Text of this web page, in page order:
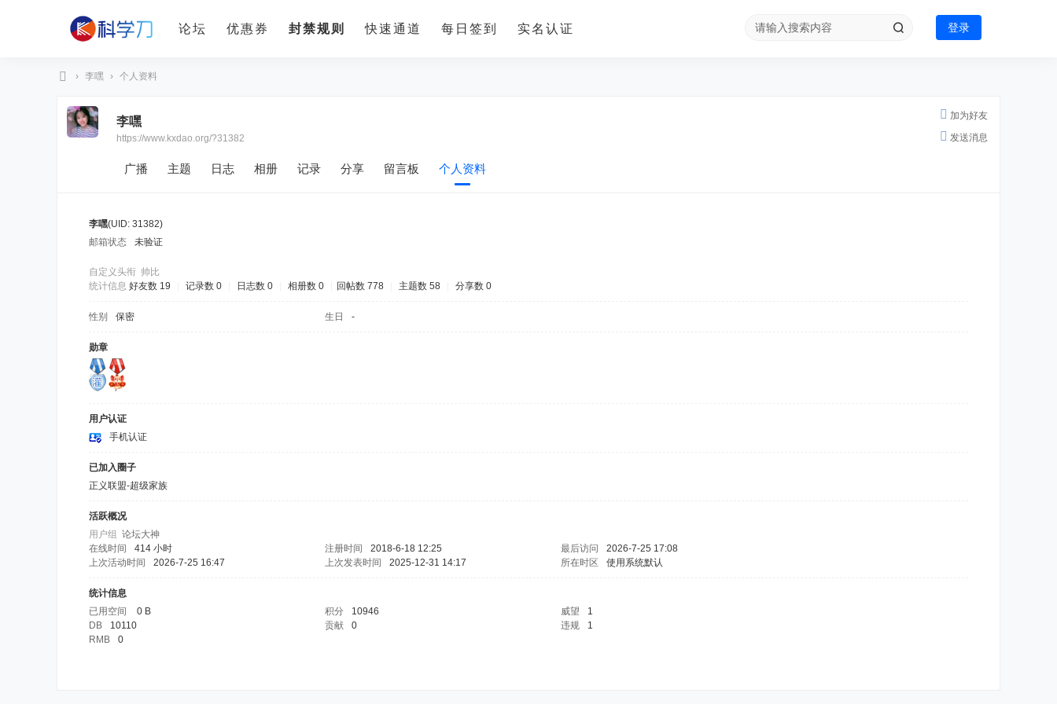
论坛 优惠券 封禁规则 快速通道 每日签到 实名认证 登录
学
› 李嘿 › 个人资料
加为好友
发送消息
李嘿
https://www.kxdao.org/?31382
广播 主题 日志 相册 记录 分享 留言板 个人资料
李嘿(UID: 31382)
邮箱状态
未验证
自定义头衔 帅比
统计信息 好友数 19 记录数 0 日志数 0 相册数 0 回帖数 778 主题数 58 分享数 0
性别 保密 生日 -
勋章
用户认证
手机认证
已加入圈子
正义联盟-超级家族
活跃概况
用户组 论坛大神
在线时间
414 小时 注册时间 2018-6-18 12:25 最后访问
2026-7-25 17:08
上次活动时间
2026-7-25 16:47 上次发表时间 2025-12-31 14:17 所在时区 使用系统默认
统计信息
已用空间
0 B 积分 10946 威望
1
DB
10110 贡献 0 违规
1
RMB
0